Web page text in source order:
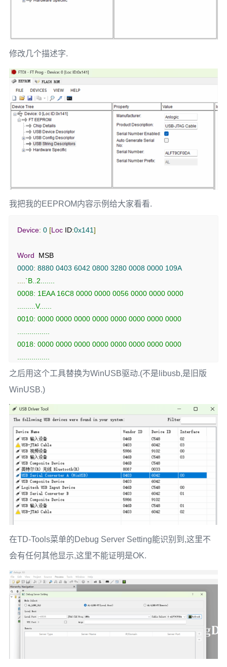
修改几个描述字.
我把我的EEPROM内容示例给大家看看.
Device: 0 [Loc ID:0x141]
Word
  MSB
0000: 8880 0403 6042 0800 3280 0008 0000 109A
`B..2.......
0008: 1EAA 16C8 0000 0000 0056 0000 0000 0000
.........V......
0010: 0000 0000 0000 0000 0000 0000 0000 0000
0018: 0000 0000 0000 0000 0000 0000 0000 0000
0020: 0000 0000 0000 0000 0000 0000 0000 0000
0028: 0000 0000 0000 0302 0000 0000 0000 0000
................
0030: 0000 0000 0000 0000 0000 0000 0000 0000
................
0038: 0000 0000 0000 0000 0000 0000 0000 0000
................
0040: 0000 0000 0000 0000 0000 0000 0000 0000
................
0048: 0000 0000 0000 0000 0000 0310 0041 006E
.............A.n
.l.o.g.i.c...U.S
.B.-.J.T.A.G. .C
0060: 0061 0062 006C 0065 0316 0041 004C 0046
.a.b.l.e...A.L.F
0068: 0054 0039 0043 0046 0030 0044 0041 0000
.T.9.C.F.0.D.A..
0070: 0000 0000 0000 0000 0000 0000 0000 0000
................
..............`
之后用这个工具替换为WinUSB驱动.(不是libusb,是旧版
WinUSB.)
在TD-Tools菜单的Debug Server Setting能识别到,这里不
会有任何其他显示,这里不能证明是OK.